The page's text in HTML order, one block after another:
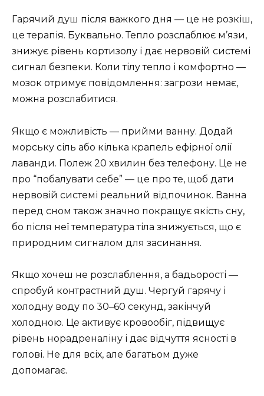
Гарячий душ після важкого дня — це не розкіш,
це терапія. Буквально. Тепло розслаблює м’язи,
знижує рівень кортизолу і дає нервовій системі
сигнал безпеки. Коли тілу тепло і комфортно —
мозок отримує повідомлення: загрози немає,
можна розслабитися.
Якщо є можливість — прийми ванну. Додай
морську сіль або кілька крапель ефірної олії
лаванди. Полеж 20 хвилин без телефону. Це не
про “побалувати себе” — це про те, щоб дати
нервовій системі реальний відпочинок. Ванна
перед сном також значно покращує якість сну,
бо після неї температура тіла знижується, що є
природним сигналом для засинання.
Якщо хочеш не розслаблення, а бадьорості —
спробуй контрастний душ. Чергуй гарячу і
холодну воду по 30–60 секунд, закінчуй
холодною. Це активує кровообіг, підвищує
рівень норадреналіну і дає відчуття ясності в
голові. Не для всіх, але багатьом дуже
допомагає.